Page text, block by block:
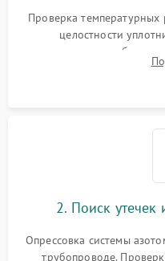
работе
Проверка
целостности
сопротивления обмоток
считывание кодов
2. Поиск утечек
Опрессовка системы
трубопроводе.